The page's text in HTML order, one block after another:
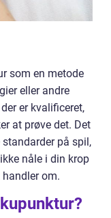
som en metode
eller andre
er kvalificeret,
at prøve det. Det
på spil,
nåle i din krop
om.